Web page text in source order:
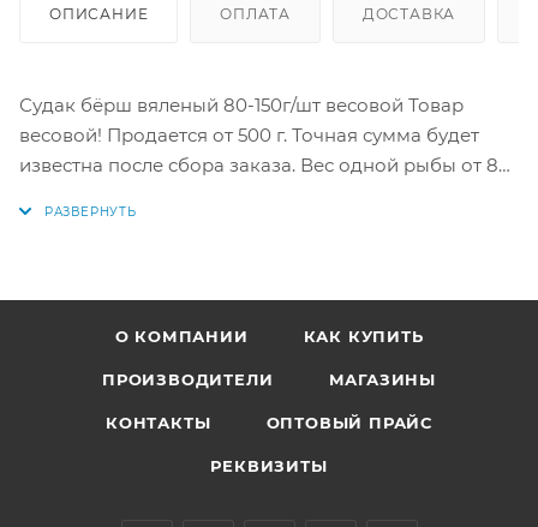
ОПИСАНИЕ ОПЛАТА ДОСТАВКА
Судак бёрш вяленый 80-150г/шт весовой Товар
весовой! Продается от 500 г. Точная сумма будет
известна после сбора заказа. Вес одной рыбы от 80-
лучеперых, семейство окуневых, род - судак,
полученный из северной части Волги. Эта рыба
вяления сохраняет свой неповторимый вкус и
О КОМПАНИИ КАК КУПИТЬ
ПРОИЗВОДИТЕЛИ МАГАЗИНЫ
КОНТАКТЫ ОПТОВЫЙ ПРАЙС
РЕКВИЗИТЫ